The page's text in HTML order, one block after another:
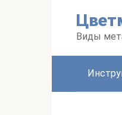
Виды